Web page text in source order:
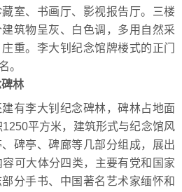
室、书画厅、影视报告厅。三楼
筑物呈灰、白色调，多用自然采
重。李大钊纪念馆牌楼式的正门
。
林
李大钊纪念碑林，碑林占地面
平方米，建筑形式与纪念馆风
碑亭、碑廊等几部分组成，展出
可大体分四类，主要有党和国家
分手书、中国著名艺术家缅怀和